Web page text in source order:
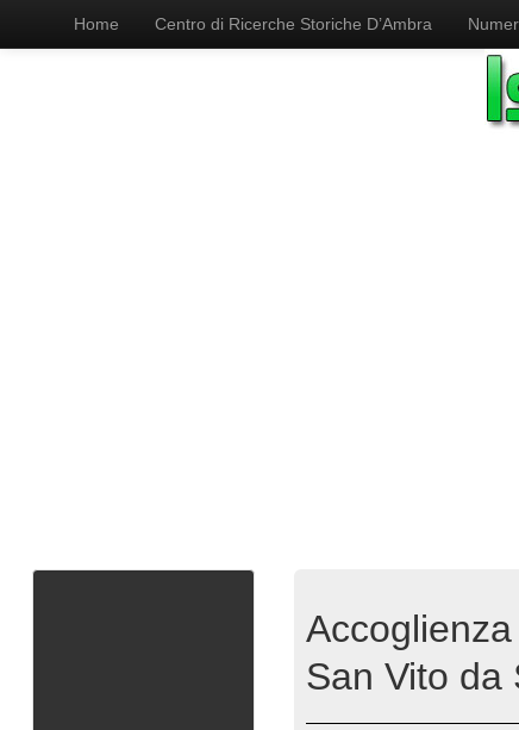
Home Centro di Ricerche Storiche D’Ambra
San Vito da